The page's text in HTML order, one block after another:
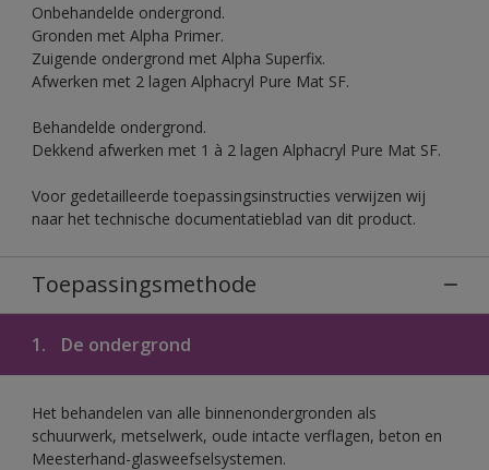
Onbehandelde ondergrond.
Gronden met Alpha Primer.
Zuigende ondergrond met Alpha Superfix.
Afwerken met 2 lagen Alphacryl Pure Mat SF.
Behandelde ondergrond.
Dekkend afwerken met 1 à 2 lagen Alphacryl Pure Mat SF.
Voor gedetailleerde toepassingsinstructies verwijzen wij
naar het technische documentatieblad van dit product.
Toepassingsmethode
1. De ondergrond
Het behandelen van alle binnenondergronden als
schuurwerk, metselwerk, oude intacte verflagen, beton en
Meesterhand-glasweefselsystemen.